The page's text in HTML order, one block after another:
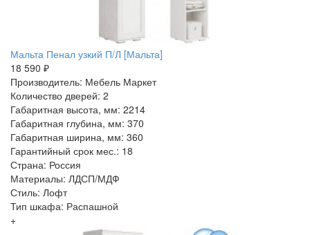
Мальта Пенал узкий П/Л [Мальта]
18 590 ₽
Производитель: Мебель Маркет
Количество дверей: 2
Габаритная высота, мм: 2214
Габаритная глубина, мм: 370
Габаритная ширина, мм: 360
Гарантийный срок мес.: 18
Страна: Россия
Материалы: ЛДСП/МДФ
Стиль: Лофт
Тип шкафа: Распашной
+